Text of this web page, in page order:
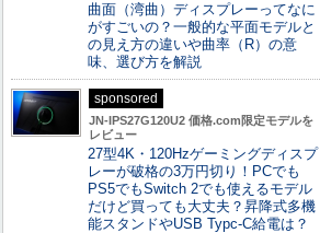
曲面（湾曲）ディスプレーってなに
がすごいの？一般的な平面モデルと
の見え方の違いや曲率（R）の意
味、選び方を解説
sponsored
JN-IPS27G120U2 価格.com限定モデルを
レビュー
27型4K・120Hzゲーミングディスプ
レーが破格の3万円切り！PCでも
PS5でもSwitch 2でも使えるモデル
だけど買っても大丈夫？昇降式多機
能スタンドやUSB Typc-C給電は？